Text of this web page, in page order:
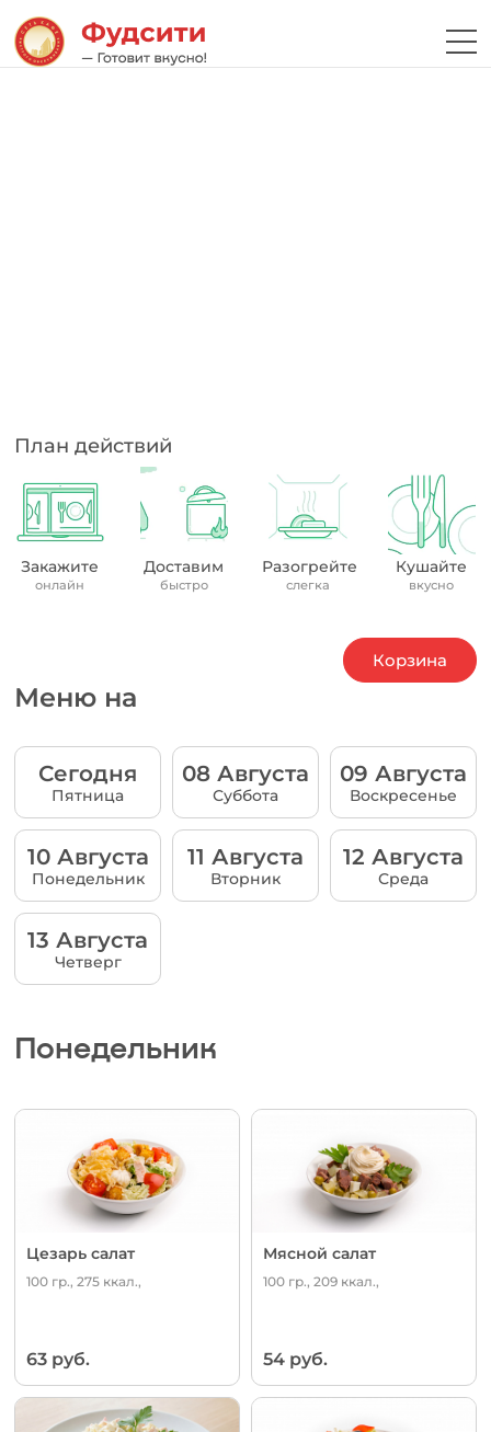
План действий
Закажите
онлайн
Доставим
быстро
Разогрейте
слегка
Кушайте
вкусно
Меню на
Сегодня
Пятница
08 Августа
Суббота
09 Августа
Воскресенье
10 Августа
Понедельник
11 Августа
Вторник
12 Августа
Среда
13 Августа
Четверг
Понедельник
Цезарь салат
100 гр., 275 ккал.,
63 руб.
Мясной салат
100 гр., 209 ккал.,
54 руб.
Корзина